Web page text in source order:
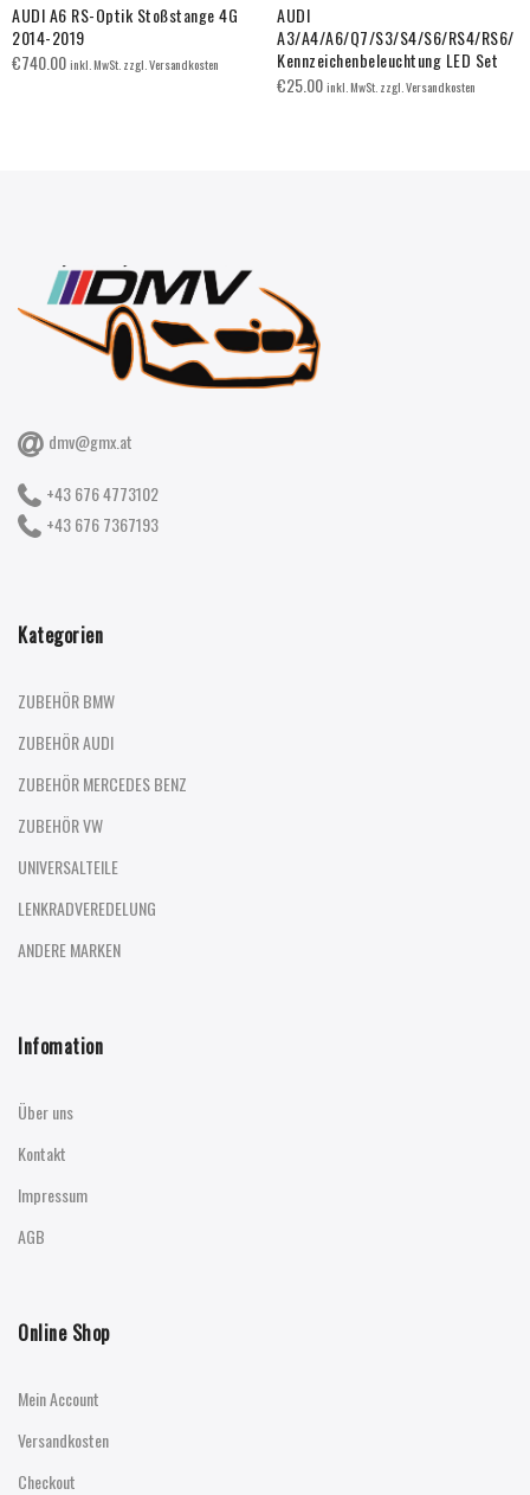
AUDI A6 RS-Optik Stoßstange 4G
2014-2019
€740.00inkl. MwSt. zzgl. Versandkosten
AUDI
A3/A4/A6/Q7/S3/S4/S6/RS4/RS6/
Kennzeichenbeleuchtung LED Set
€25.00inkl. MwSt. zzgl. Versandkosten
dmv@gmx.at
+43 676 4773102
+43 676 7367193
Kategorien
ZUBEHÖR BMW
ZUBEHÖR AUDI
ZUBEHÖR MERCEDES BENZ
ZUBEHÖR VW
UNIVERSALTEILE
LENKRADVEREDELUNG
ANDERE MARKEN
Infomation
Über uns
Kontakt
Impressum
AGB
Online Shop
Mein Account
Versandkosten
Checkout